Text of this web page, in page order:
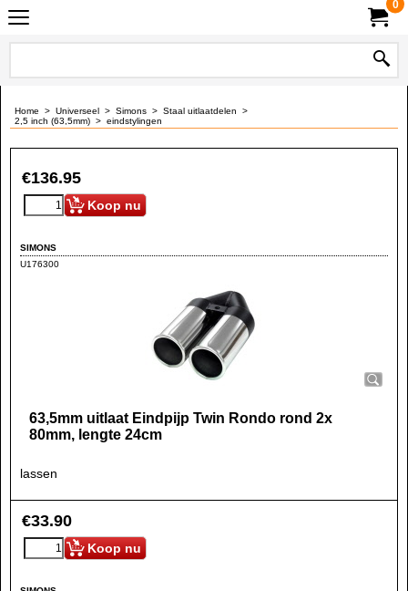
0
Home > Universeel > Simons > Staal uitlaatdelen >
2,5 inch (63,5mm) > eindstylingen
€136.95
Koop nu
SIMONS
U176300
63,5mm uitlaat Eindpijp Twin Rondo rond 2x
80mm, lengte 24cm
lassen
€33.90
Koop nu